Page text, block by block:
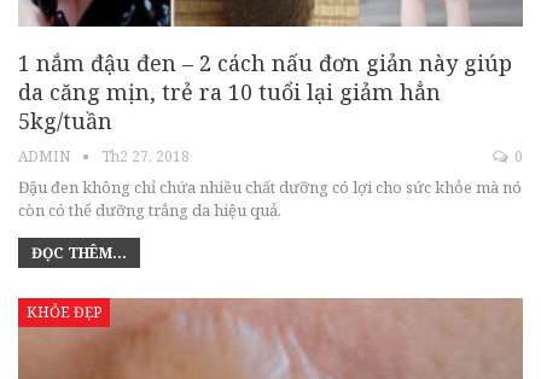
1 nắm đậu đen – 2 cách nấu đơn giản này giúp
da căng mịn, trẻ ra 10 tuổi lại giảm hẳn
5kg/tuần
ADMIN Th2 27, 2018 0
Đậu đen không chỉ chứa nhiều chất dưỡng có lợi cho sức khỏe mà nó
còn có thể dưỡng trắng da hiệu quả.
ĐỌC THÊM...
KHỎE ĐẸP